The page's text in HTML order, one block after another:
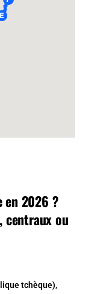
en 2026 ?
centraux ou
tchèque),